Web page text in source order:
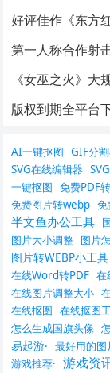
好评佳作《东方
第一人称合作射
《女巫之火》大
版权到期全平台
AI一键抠图 GIF分
SVG在线编辑器
一键抠图 免费PDF
免费图片转webp
半文鱼办公工具
图片大小调整 图片
图片转WEBP小工具
在线Word转PDF 在
在线图片调整大小
在线抠图 在线抠图
怎么生成国旗头像
易起游· 最好用的
游戏推荐· 游戏资